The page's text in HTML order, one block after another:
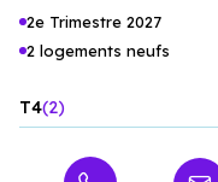
2e Trimestre 2027
2 logements neufs
T4 2